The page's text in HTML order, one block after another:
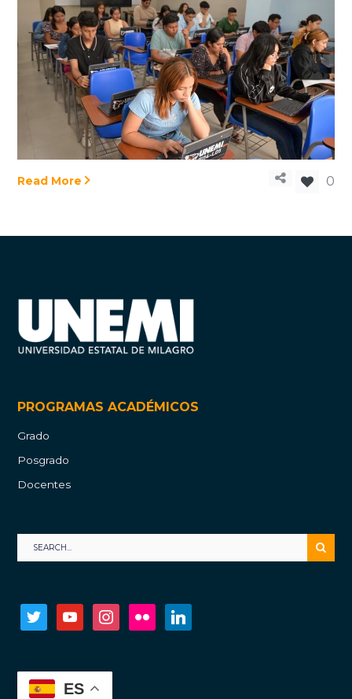
Read More 0
PROGRAMAS ACADÉMICOS
Grado
Posgrado
Docentes
twitter youtube instagramflickr
ES